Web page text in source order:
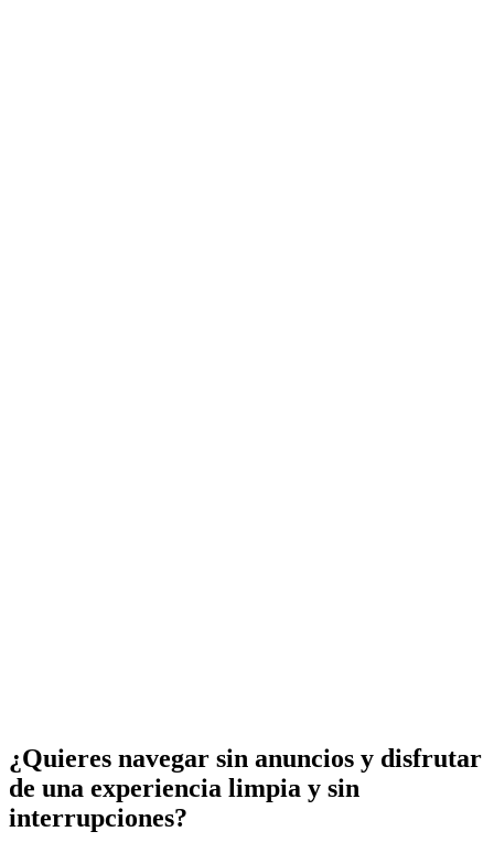
¿Quieres navegar sin anuncios y disfrutar
de una experiencia limpia y sin
interrupciones?